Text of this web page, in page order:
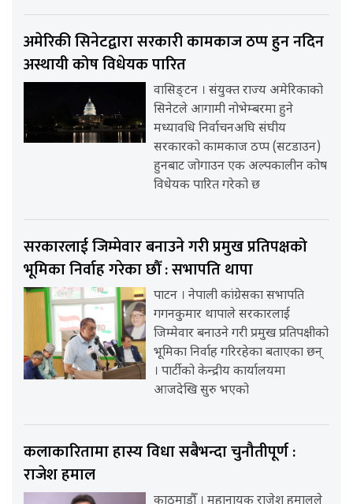
अमेरिकी सिनेटद्वारा सरकारी कामकाज ठप्प हुन नदिन
अस्थायी कोष विधेयक पारित
वासिङ्टन । संयुक्त राज्य अमेरिकाको
सिनेटले आगामी नोभेम्बरमा हुने
मध्यावधि निर्वाचनअघि संघीय
सरकारको कामकाज ठप्प (सटडाउन)
हुनबाट जोगाउन एक अल्पकालीन कोष
विधेयक पारित गरेको छ
सरकारलाई जिम्मेवार बनाउने गरी प्रमुख प्रतिपक्षको
भूमिका निर्वाह गरेका छौँ : सभापति थापा
पाटन । नेपाली कांग्रेसका सभापति
गगनकुमार थापाले सरकारलाई
जिम्मेवार बनाउने गरी प्रमुख प्रतिपक्षीको
भूमिका निर्वाह गरिरहेका बताएका छन्
। पार्टीको केन्द्रीय कार्यालयमा
आजदेखि सुरु भएको
कलाकारितामा हास्य विधा सबैभन्दा चुनौतीपूर्ण :
राजेश हमाल